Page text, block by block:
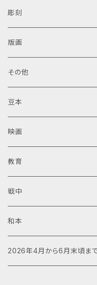
彫刻
版画
その他
豆本
映画
教育
戦中
和本
2026年4月から6月末頃ま